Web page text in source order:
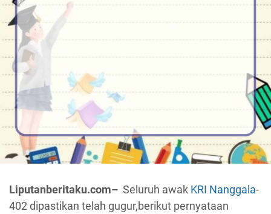
Liputanberitaku.com– Seluruh awak KRI Nanggala-
402 dipastikan telah gugur,berikut pernyataan